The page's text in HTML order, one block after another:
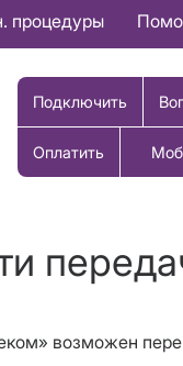
процедуры
Подключить
Оплатить
возможен